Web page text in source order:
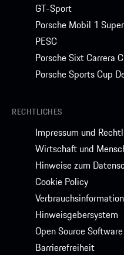
GT-Sport
Porsche Mobil 1
PESC
Porsche Sixt Carrera
Porsche Sports Cup
RECHTLICHES
Impressum und
Wirtschaft und
Hinweise zum
Cookie Policy
Hinweisgebersystem
Open Source
Barrierefreiheit